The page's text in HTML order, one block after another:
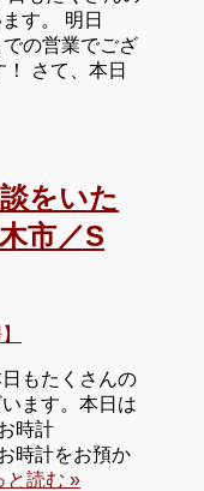
す。 明日
の営業でござ
さて、本日
をいた
市／S
もたくさんの
ます。本日は
時計
時計をお預か
と読む »